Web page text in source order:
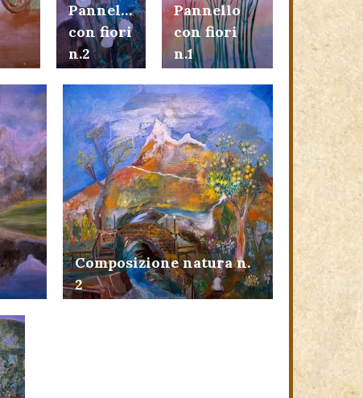
Pannello
con fiori
n.2
Pannello
con fiori
n.1
Composizione natura n.
2